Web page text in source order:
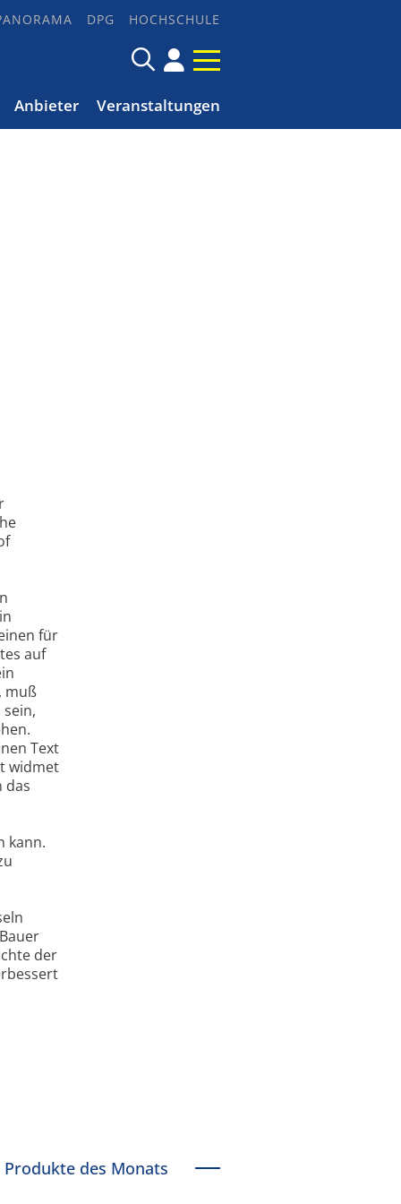
DPG HOCHSCHULE
Anbieter Veranstaltungen
für
auf
muß
Text
widmet
das
kann.
der
Produkte des Monats